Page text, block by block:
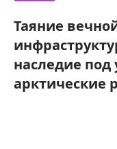
Таяние
наследие
арктические